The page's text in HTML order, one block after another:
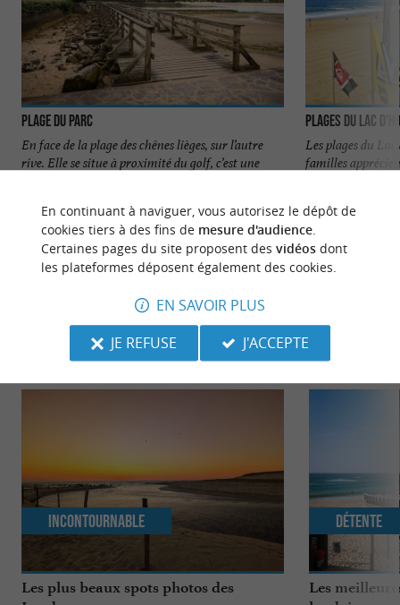
Plage du Parc
En face de la plage des chênes lièges, sur l’autre
rive. Elle se situe à proximité du golf, c’est une
681 m - Soort-Hossegor
Plages du Lac
Les plages du
familles
912 m -
NOUS AVONS TESTÉPOUR VOUS
Les plus beaux spots photos des
Incontournable
Les
Détente
En continuant à naviguer, vous autorisez le dépôt de
cookies tiers à des fins de mesure d'audience.
Certaines pages du site proposent des vidéosdont
les plateformes déposent également des cookies.
EN SAVOIR PLUS
JE REFUSE
J'ACCEPTE